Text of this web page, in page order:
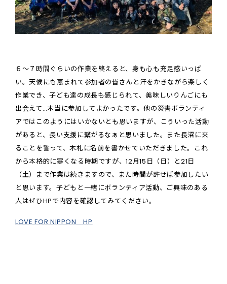
６〜７時間ぐらいの作業を終えると、身も心も充足感いっぱ
い。天候にも恵まれて参加者の皆さんと汗をかきながら楽しく
作業でき、子ども達の成長も感じられて、美味しいりんごにも
出会えて…本当に参加してよかったです。他の災害ボランティ
アではこのようにはいかないとも思いますが、こういった活動
があると、長い支援に繋がるなぁと思いました。また長沼に来
ることを誓って、木札に名前を書かせていただきました。これ
から本格的に寒くなる時期ですが、12月15日（日）と21日
（土）まで作業は続きますので、また時間が許せば参加したい
と思います。子どもと一緒にボランティア活動、ご興味のある
人はぜひHPで内容を確認してみてください。
LOVE FOR NIPPON HP